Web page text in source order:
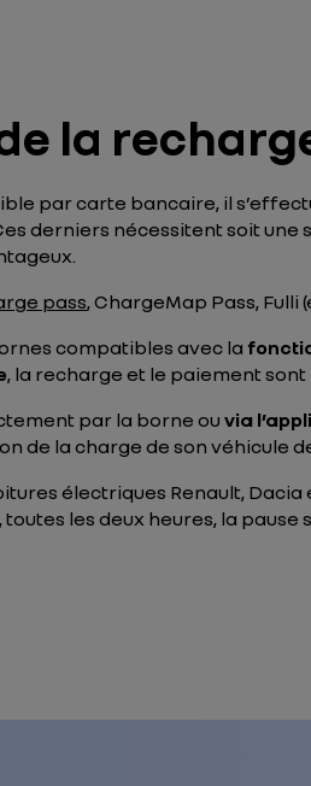
la
par carte bancaire, il
derniers nécessitent soit
pass, ChargeMap Pass, Fulli
compatibles avec la
, la recharge et le paiement
par la borne ou via
de la charge de son véhicule
électriques Renault,
les deux heures, la